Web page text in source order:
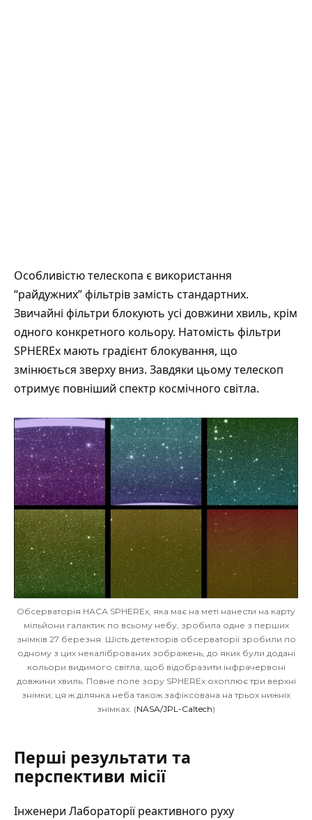
Особливістю телескопа є використання
“райдужних” фільтрів замість стандартних.
Звичайні фільтри блокують усі довжини хвиль, крім
одного конкретного кольору. Натомість фільтри
SPHEREx мають градієнт блокування, що
змінюється зверху вниз. Завдяки цьому телескоп
отримує повніший спектр космічного світла.
Обсерваторія НАСА SPHEREx, яка має на меті нанести на карту
мільйони галактик по всьому небу, зробила одне з перших
знімків 27 березня. Шість детекторів обсерваторії зробили по
одному з цих некаліброваних зображень, до яких були додані
кольори видимого світла, щоб відобразити інфрачервоні
довжини хвиль. Повне поле зору SPHEREx охоплює три верхні
знімки; ця ж ділянка неба також зафіксована на трьох нижніх
знімках. (NASA/JPL-Caltech)
Перші результати та
перспективи місії
Інженери Лабораторії реактивного руху